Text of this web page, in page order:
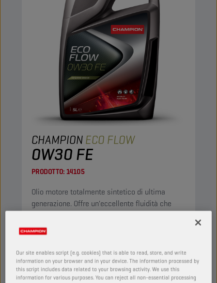
CHAMPIONECO FLOW
0W30 FE
PRODOTTO: 14105
Olio motore totalmente sintetico di ultima
generazione. Offre un'eccellente fluidità che
l'avviamento. Grazie alla bassa viscosità,
aumenta l'efficienza del carburante.
Visualizza
Our site enables script (e.g. cookies) that is able to read, store, and write
information on your browser and in your device. The information processed by
this script includes data related to your browsing activity. We use this
information for various purposes. You can reject all non-essential processing